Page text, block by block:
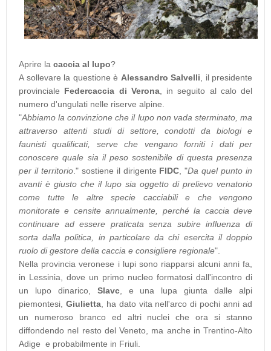
Aprire la caccia al lupo?
A sollevare la questione è Alessandro Salvelli , il presidente
provinciale Federcaccia di Verona, in seguito al calo del
numero d'ungulati nelle riserve alpine.
"Abbiamo la convinzione che il lupo non vada sterminato, ma
attraverso attenti studi di settore, condotti da biologi e
faunisti qualificati, serve che vengano forniti i dati per
conoscere quale sia il peso sostenibile di questa presenza
per il territorio." sostiene il dirigente FIDC , "Da quel punto in
avanti è giusto che il lupo sia oggetto di prelievo venatorio
come tutte le altre specie cacciabili e che vengono
monitorate e censite annualmente, perché la caccia deve
continuare ad essere praticata senza subire influenza di
sorta dalla politica, in particolare da chi esercita il doppio
ruolo di gestore della caccia e consigliere regionale".
Nella provincia veronese i lupi sono riapparsi alcuni anni fa,
in Lessinia, dove un primo nucleo formatosi dall'incontro di
un lupo dinarico, Slavc, e una lupa giunta dalle alpi
piemontesi, Giulietta, ha dato vita nell'arco di pochi anni ad
un numeroso branco ed altri nuclei che ora si stanno
diffondendo nel resto del Veneto, ma anche in Trentino-Alto
Adige e probabilmente in Friuli.